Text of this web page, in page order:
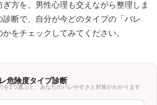
方を、男性心理も交えながら整理しま
診断で、自分が今どのタイプの「バレ
をチェックしてみてください。
危険度タイプ診断
を1つ選ぶと、あなたのバレやすさと対策がわかります